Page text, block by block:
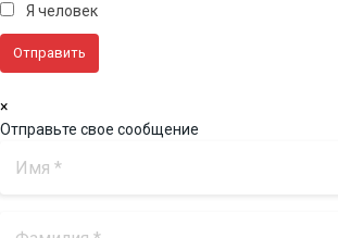
Я человек
×
Отправьте свое сообщение